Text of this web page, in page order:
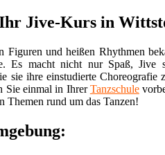
Jive-Kurs in
Figuren und heißen Rhythmen
Es macht nicht nur Spaß, Jive
sie ihre einstudierte
Sie einmal in IhrerTanzschule
Themen rund um das Tanzen!